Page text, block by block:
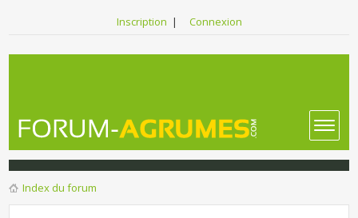
Inscription | Connexion
Index du forum